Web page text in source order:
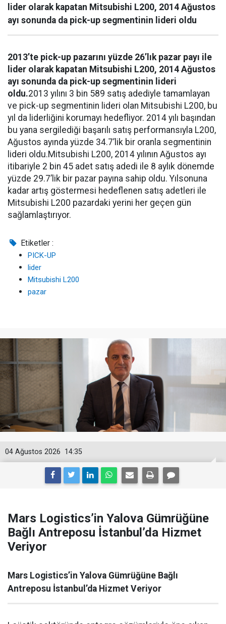
lider olarak kapatan Mitsubishi L200, 2014 Ağustos
ayı sonunda da pick-up segmentinin lideri oldu
2013’te pick-up pazarını yüzde 26’lık pazar payı ile
lider olarak kapatan Mitsubishi L200, 2014 Ağustos
ayı sonunda da pick-up segmentinin lideri
oldu.2013 yılını 3 bin 589 satış adediyle tamamlayan
ve pick-up segmentinin lideri olan Mitsubishi L200, bu
yıl da liderliğini korumayı hedefliyor. 2014 yılı başından
bu yana sergilediği başarılı satış performansıyla L200,
Ağustos ayında yüzde 34.7’lik bir oranla segmentinin
lideri oldu.Mitsubishi L200, 2014 yılının Ağustos ayı
itibariyle 2 bin 45 adet satış adedi ile 8 aylık dönemde
yüzde 29.7’lik bir pazar payına sahip oldu. Yılsonuna
kadar artış göstermesi hedeflenen satış adetleri ile
Mitsubishi L200 pazardaki yerini her geçen gün
sağlamlaştırıyor.
Etiketler :
PICK-UP
lider
Mitsubishi L200
pazar
14:35
04 Ağustos 2026
Mars Logistics’in Yalova Gümrüğüne
Bağlı Antreposu İstanbul’da Hizmet
Veriyor
Mars Logistics’in Yalova Gümrüğüne Bağlı
Antreposu İstanbul’da Hizmet Veriyor